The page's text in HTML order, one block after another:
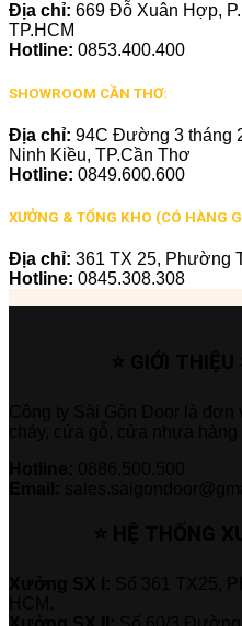
Địa chỉ: 669 Đỗ Xuân Hợp,
TP.HCM
Hotline: 0853.400.400
SHOWROOM CẦN THƠ:
Địa chỉ: 94C Đường 3 tháng
Ninh Kiều, TP.Cần Thơ
Hotline: 0849.600.600
XƯỞNG & TỔNG KHO (CÓ HÀNG
Địa chỉ: 361 TX 25, Phường
Hotline: 0845.308.308